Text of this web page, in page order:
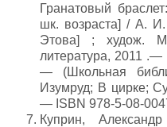
Гранатовый
шк. возраста] / А. И.
Этова] ; худож.
литература, 2011 .—
— (Школьная
Изумруд; В цирке;
— ISBN 978-5-08-
Куприн,